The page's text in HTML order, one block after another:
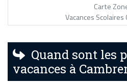
Carte
Vacances
Quand sont les
vacances à